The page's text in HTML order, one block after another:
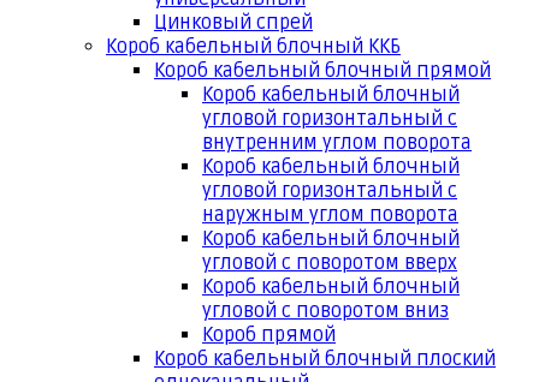
Цинковый спрей
Короб кабельный блочный ККБ
Короб кабельный блочный прямой
Короб кабельный блочный
угловой горизонтальный с
внутренним углом поворота
Короб кабельный блочный
угловой горизонтальный с
наружным углом поворота
Короб кабельный блочный
угловой с поворотом вверх
Короб кабельный блочный
угловой с поворотом вниз
Короб прямой
Короб кабельный блочный плоский